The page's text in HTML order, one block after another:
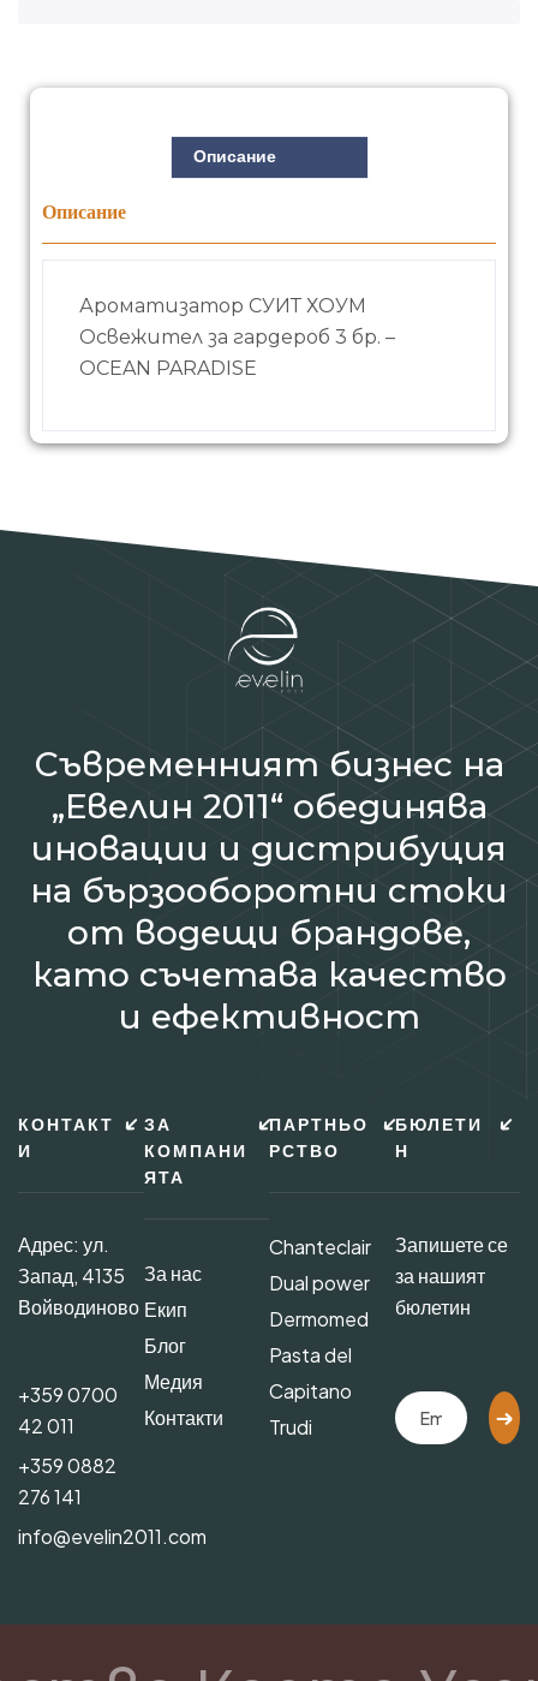
Описание
Описание
Ароматизатор СУИТ ХОУМ
Освежител за гардероб 3 бр. –
OCEAN PARADISE
Съвременният бизнес на
„Евелин 2011“ обединява
иновации и дистрибуция
на бързооборотни стоки
от водещи брандове,
като съчетава качество
и ефективност
КОНТАКТ
И
Адрес: ул.
Запад, 4135
Войводиново
+359 0700
42 011
+359 0882
276 141
info@evelin2011.com
ЗА
КОМПАНИ
ЯТА
За нас
Екип
Блог
Медия
Контакти
ПАРТНЬО
РСТВО
Chanteclair
Dual power
Dermomed
Pasta del
Capitano
Trudi
БЮЛЕТИ
Н
Запишете се
за нашият
бюлетин